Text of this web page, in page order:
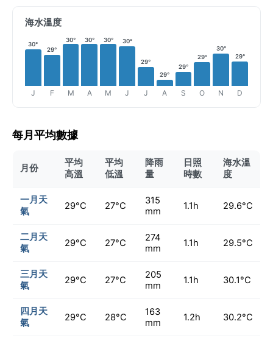
海水溫度
30°
J
29°
F
30°
M
30°
A
30°
M
30°
J
29°
J
29°
A
29°
S
29°
O
30°
N
29°
D
每月平均數據
月份
平均
高溫
平均
低溫
降雨
量
日照
時數
海水溫
度
一月天
氣
29°C 27°C
315
mm
1.1h 29.6°C
二月天
氣
29°C 27°C
274
mm
1.1h 29.5°C
三月天
氣
29°C 27°C
205
mm
1.1h 30.1°C
四月天
氣
29°C 28°C
163
mm
1.2h 30.2°C